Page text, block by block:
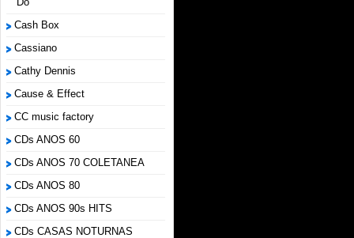
Cash Box
Cassiano
Cathy Dennis
Cause & Effect
CC music factory
CDs ANOS 60
CDs ANOS 70 COLETANEA
CDs ANOS 80
CDs ANOS 90s HITS
CDs CASAS NOTURNAS